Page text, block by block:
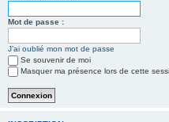
Mot de passe :
J’ai oublié mon mot de passe
Se souvenir de moi
Masquer ma présence lors de cette